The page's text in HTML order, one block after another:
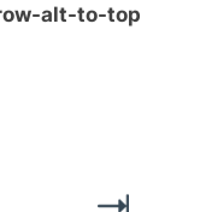
alt-to-top